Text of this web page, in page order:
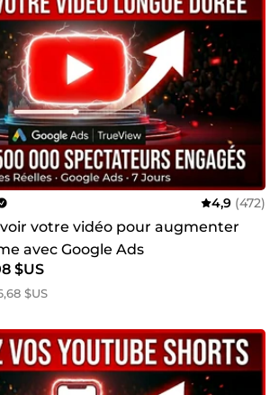
4,9 (472)
votre vidéo pour augmenter
avec Google Ads
$US
$US